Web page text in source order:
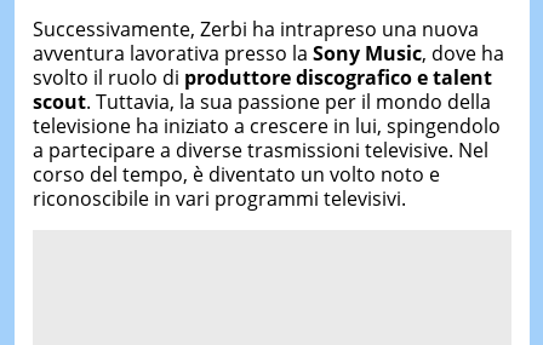
Successivamente, Zerbi ha intrapreso una nuova
avventura lavorativa presso la Sony Music, dove ha
svolto il ruolo di produttore discografico e talent
scout. Tuttavia, la sua passione per il mondo della
televisione ha iniziato a crescere in lui, spingendolo
a partecipare a diverse trasmissioni televisive. Nel
corso del tempo, è diventato un volto noto e
riconoscibile in vari programmi televisivi.